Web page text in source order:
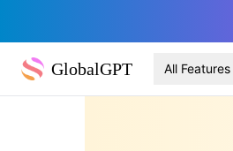
GlobalGPT All Features